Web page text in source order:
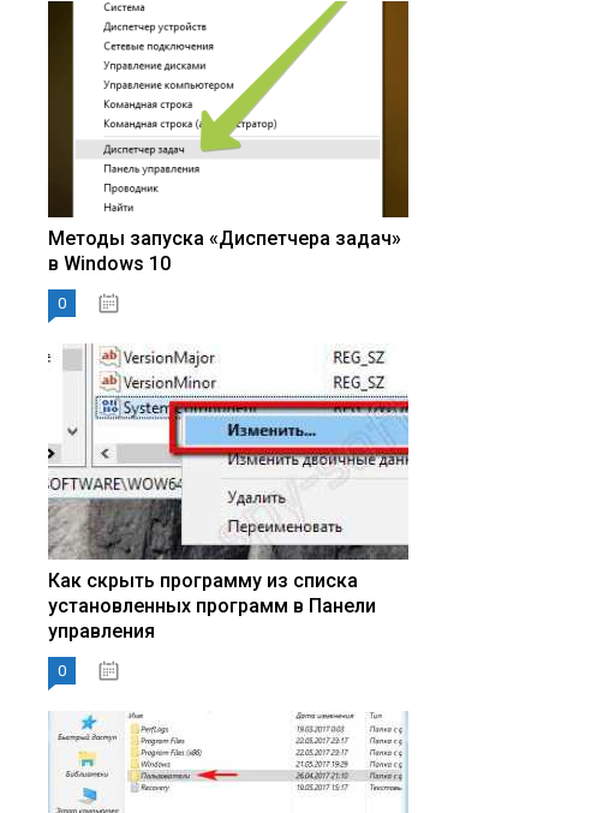
Методы запуска «Диспетчера задач»
в Windows 10
0
Как скрыть программу из списка
установленных программ в Панели
управления
0